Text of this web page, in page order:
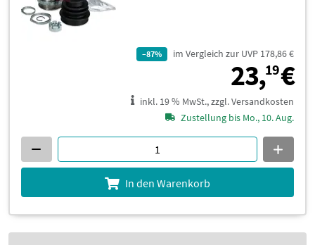
–87% im Vergleich zur UVP 178,86 €
23,19€
inkl. 19 % MwSt., zzgl. Versandkosten
Zustellung bis Mo., 10. Aug.
In den Warenkorb